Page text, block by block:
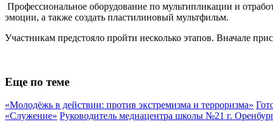
Профессиональное оборудование по мультипликации и
эмоции, а также создать пластилиновый мультфильм.
Участникам предстояло пройти несколько этапов. Вначале
Еще по теме
«Молодёжь в действии: против экстремизма и терроризма»
«Служение» Руководитель медиацентра школы №21 г.